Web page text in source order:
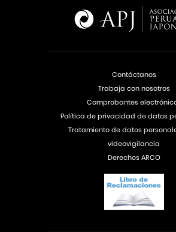
Contáctanos
Trabaja con nosotros
Comprobantes
Política de privacidad de datos
Tratamiento de datos
videovigilancia
Derechos ARCO